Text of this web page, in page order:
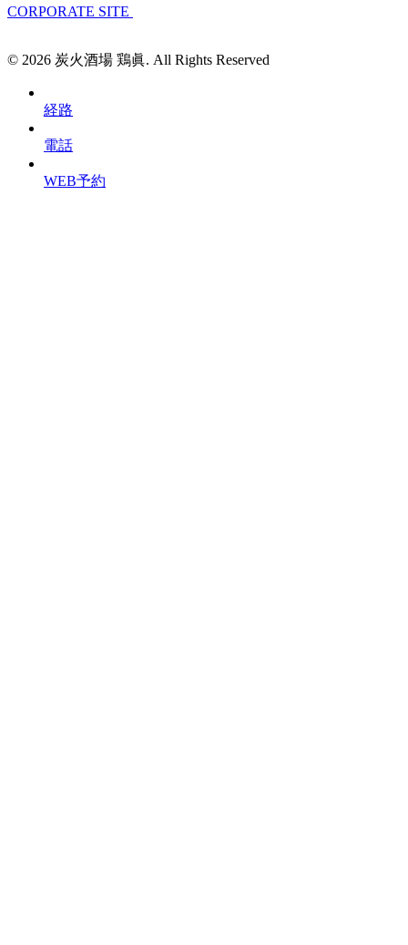
CORPORATE SITE
© 2026 炭火酒場 鶏眞. All Rights Reserved
経路
電話
WEB予約